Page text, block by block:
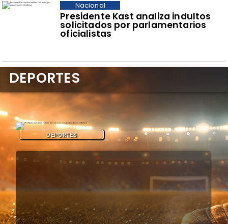
Presidente Kast analiza indultos
solicitados por parlamentarios
oficialistas
Nacional
DEPORTES
DEPORTES